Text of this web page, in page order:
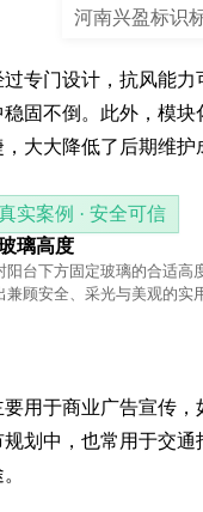
河南兴盈标识
专门设计，抗风能力
固不倒。此外，模块
大大降低了后期维护
实案例 · 安全可信
璃高度
阳台下方固定玻璃的合适高
顾安全、采光与美观的实
要用于商业广告宣传，
划中，也常用于交通